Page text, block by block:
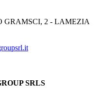
GRAMSCI, 2 - LAMEZIA
SRLS